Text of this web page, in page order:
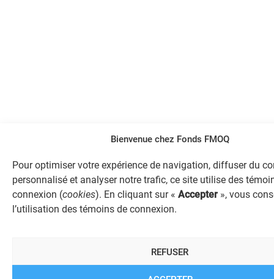
Bienvenue chez Fonds FMOQ
Pour optimiser votre expérience de navigation, diffuser du
personnalisé et analyser notre trafic, ce site utilise des
connexion (cookies). En cliquant sur « Accepter », vous
l’utilisation des témoins de connexion.
REFUSER